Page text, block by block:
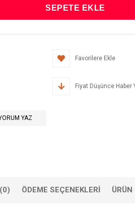
Favorilere Ekle
Fiyat Düşünce Haber
YAZ
(0) ÖDEME SEÇENEKLERI ÜRÜN